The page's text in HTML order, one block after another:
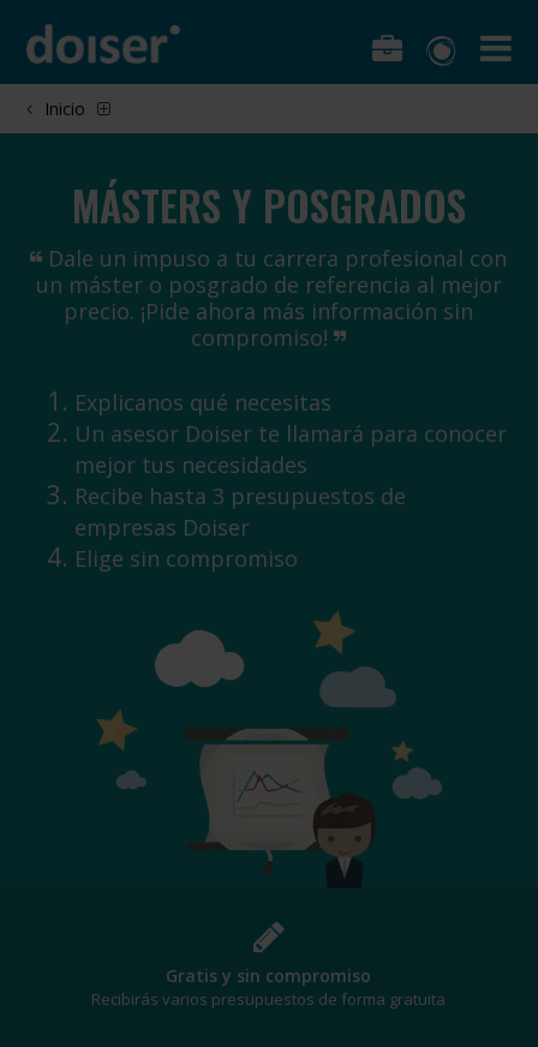
Inicio
MÁSTERS Y POSGRADOS
Dale un impuso a tu carrera profesional con
un máster o posgrado de referencia al mejor
precio. ¡Pide ahora más información sin
compromiso!
Explicanos qué necesitas
Un asesor Doiser te llamará para conocer
mejor tus necesidades
Recibe hasta 3 presupuestos de
empresas Doiser
Elige sin compromiso
de forma gratuita Te beneficiarás